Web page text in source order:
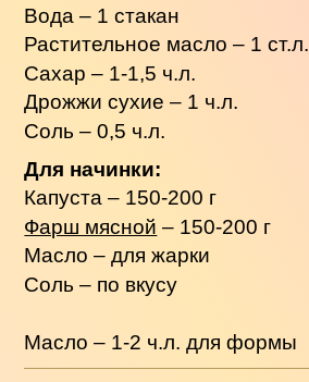
Вода – 1 стакан
Растительное масло – 1 ст.л.
Сахар – 1-1,5 ч.л.
Дрожжи сухие – 1 ч.л.
Соль – 0,5 ч.л.
Для начинки:
Капуста – 150-200 г
Фарш мясной – 150-200 г
Масло – для жарки
Соль – по вкусу
Масло – 1-2 ч.л. для формы